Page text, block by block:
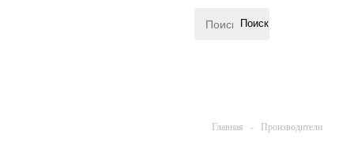
Главная - Производители